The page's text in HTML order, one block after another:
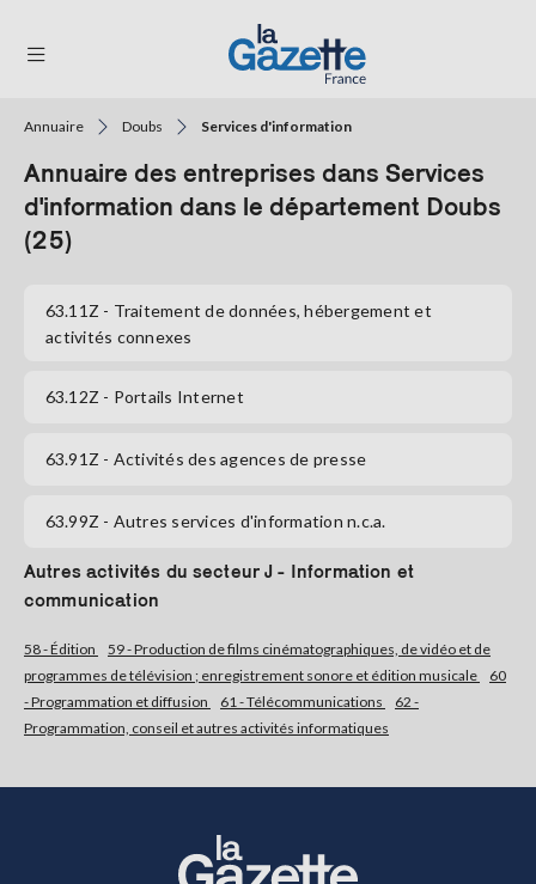
RÉGIONS
FORMATS
TENDANCES
GAZETTE
connecter
S'abonner
Annuaire Doubs Services d'information
Annuaire des entreprises dans Services
d'information dans le département Doubs
(25)
63.11Z - Traitement de données, hébergement et
activités connexes
63.12Z - Portails Internet
63.91Z - Activités des agences de presse
63.99Z - Autres services d'information n.c.a.
Autres activités du secteur J - Information et
communication
58 - Édition
59 - Production de films cinématographiques, de vidéo et de
programmes de télévision ; enregistrement sonore et édition musicale
60
- Programmation et diffusion
61 - Télécommunications
62 -
Programmation, conseil et autres activités informatiques